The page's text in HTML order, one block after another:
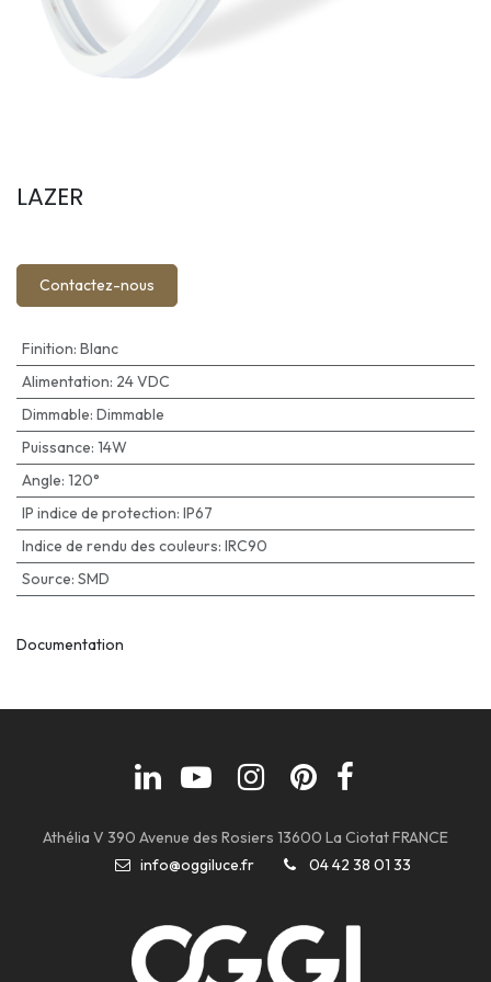
LAZER
Contactez-nous
Finition: Blanc
Alimentation: 24 VDC
Dimmable: Dimmable
Puissance: 14W
Angle: 120°
IP indice de protection: IP67
Indice de rendu des couleurs: IRC90
Source: SMD
Documentation
Athélia V 390 Avenue des Rosiers 13600 La Ciotat FRANCE
info@oggiluce.fr
04 42 38 01 33